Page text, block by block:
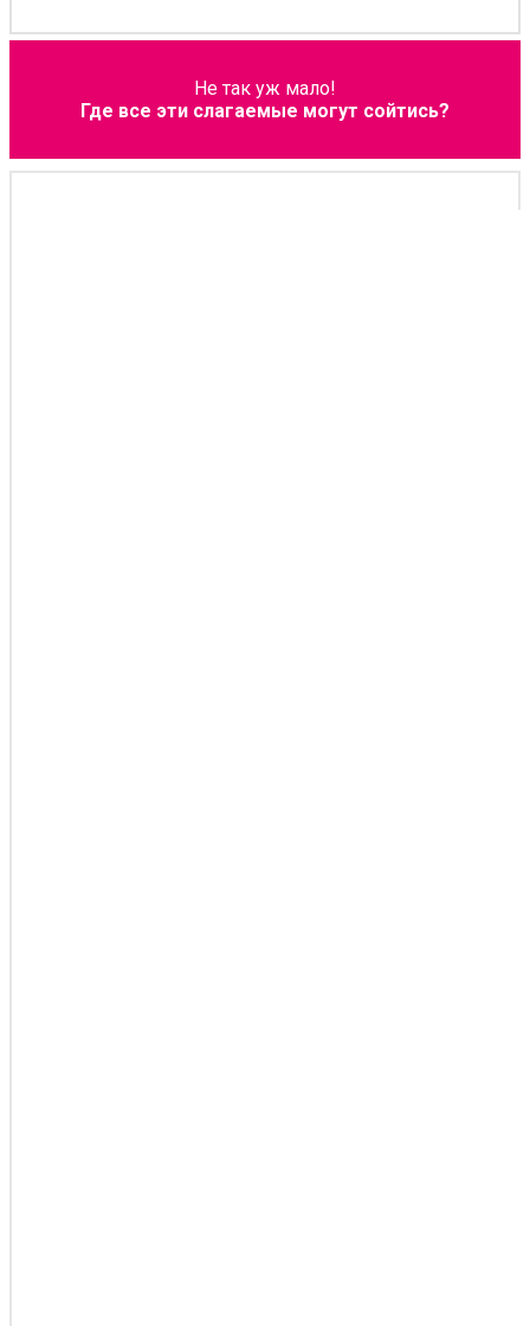
Не так уж мало!
Где все эти слагаемые могут сойтись?